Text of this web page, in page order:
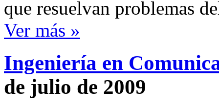
que resuelvan problemas
Ver más »
Ingeniería en
de julio de 2009